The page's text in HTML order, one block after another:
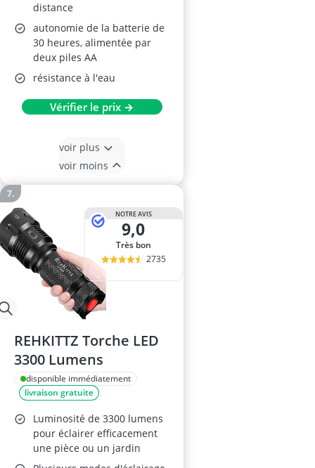
distance
autonomie de la batterie de
30 heures, alimentée par
deux piles AA
résistance à l'eau
Vérifier le prix →
voir plus
voir moins
NOTRE AVIS
9,0
Très bon
2735
REHKITTZ Torche LED
3300 Lumens
disponible immédiatement
livraison gratuite
Luminosité de 3300 lumens
pour éclairer efficacement
une pièce ou un jardin